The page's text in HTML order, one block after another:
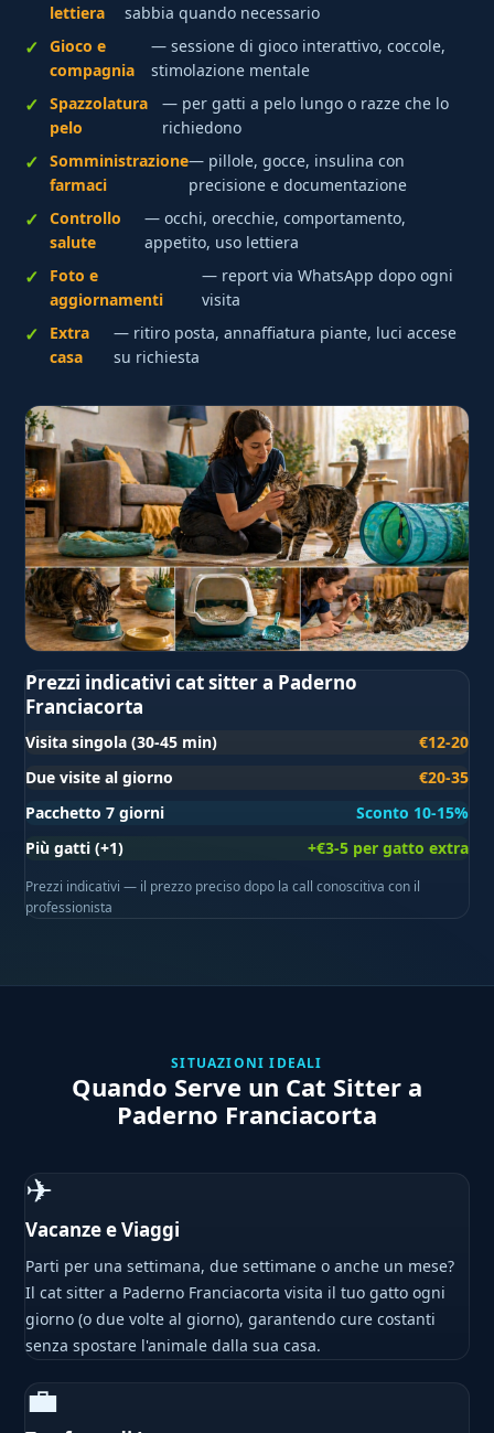
lettiera
sabbia quando necessario
Gioco e
compagnia
— sessione di gioco interattivo, coccole,
stimolazione mentale
Spazzolatura
pelo
— per gatti a pelo lungo o razze che lo
richiedono
Somministrazione
farmaci
— pillole, gocce, insulina con
precisione e documentazione
Controllo
salute
— occhi, orecchie, comportamento,
appetito, uso lettiera
Foto e
aggiornamenti
— report via WhatsApp dopo ogni
visita
Extra
casa
— ritiro posta, annaffiatura piante, luci accese
su richiesta
Prezzi indicativi cat sitter a Paderno
Franciacorta
Visita singola (30-45 min)
€12-20
Due visite al giorno
€20-35
Pacchetto 7 giorni
Sconto 10-15%
Più gatti (+1)
+€3-5 per gatto extra
Prezzi indicativi — il prezzo preciso dopo la call conoscitiva con il
professionista
SITUAZIONI IDEALI
Quando Serve un Cat Sitter a
Paderno Franciacorta
✈
Vacanze e Viaggi
Parti per una settimana, due settimane o anche un mese?
Il cat sitter a Paderno Franciacorta visita il tuo gatto ogni
giorno (o due volte al giorno), garantendo cure costanti
senza spostare l'animale dalla sua casa.
💼